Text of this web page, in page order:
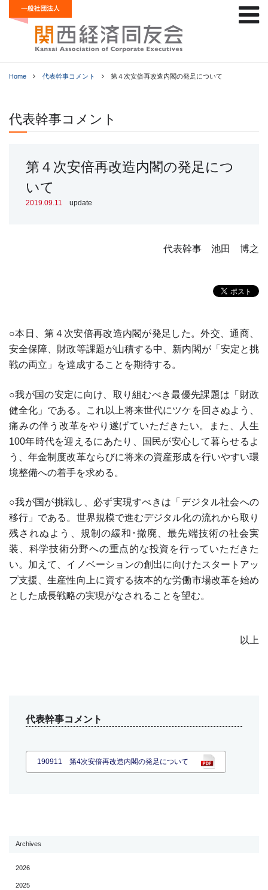
Home 代表幹事コメント 第４次安倍再改造内閣の発足について
代表幹事コメント
第４次安倍再改造内閣の発足につ
いて
2019.09.11 update
代表幹事 池田 博之
○本日、第４次安倍再改造内閣が発足した。外交、通商、
安全保障、財政等課題が山積する中、新内閣が「安定と挑
戦の両立」を達成することを期待する。
○我が国の安定に向け、取り組むべき最優先課題は「財政
健全化」である。これ以上将来世代にツケを回さぬよう、
痛みの伴う改革をやり遂げていただきたい。また、人生
100年時代を迎えるにあたり、国民が安心して暮らせるよ
う、年金制度改革ならびに将来の資産形成を行いやすい環
境整備への着手を求める。
○我が国が挑戦し、必ず実現すべきは「デジタル社会への
移行」である。世界規模で進むデジタル化の流れから取り
残されぬよう、規制の緩和･撤廃、最先端技術の社会実
装、科学技術分野への重点的な投資を行っていただきた
い。加えて、イノベーションの創出に向けたスタートアッ
プ支援、生産性向上に資する抜本的な労働市場改革を始め
とした成長戦略の実現がなされることを望む。
以上
代表幹事コメント
190911 第4次安倍再改造内閣の発足について
Archives
2026
2025